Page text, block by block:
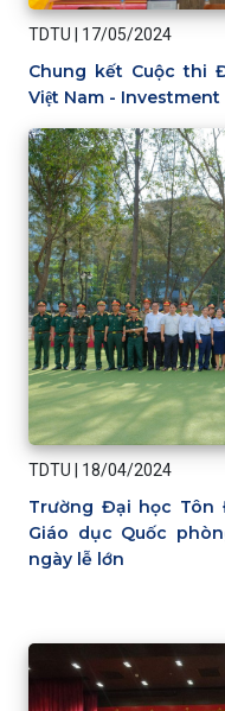
TDTU 17/05/2024
Chung kết Cuộc thi
Việt Nam -
TDTU 18/04/2024
Trường Đại học Tôn
Giáo dục Quốc
ngày lễ lớn